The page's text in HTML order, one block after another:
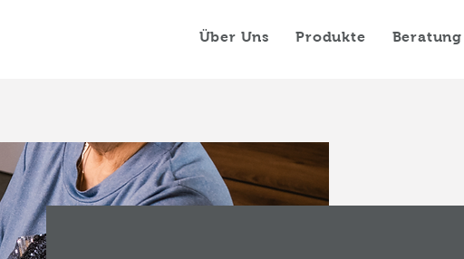
Über Uns Produkte